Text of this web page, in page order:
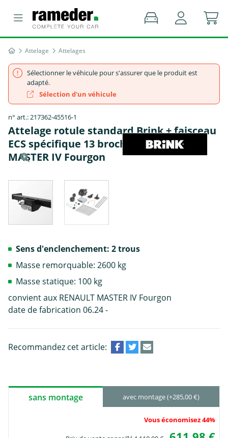
Attelage Attelages
Sélectionner le véhicule pour s'assurer que le produit est
adapté.
Sélection d'un véhicule
n° art.: 217362-45516-1
Attelage rotule standard Brink + faisceau
ECS spécifique 13 broches - RENAULT
MASTER IV Fourgon
Sens d'enclenchement: 2 trous
Masse remorquable: 2600 kg
Masse statique: 100 kg
convient aux RENAULT MASTER IV Fourgon
date de fabrication 06.24 -
Recommandez cet article:
sans montage avec montage (+285,00 €)
Vous économisez 44%